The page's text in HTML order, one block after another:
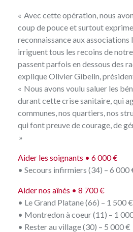
« Avec cette opération, nous
coup de pouce et surtout
reconnaissance aux associations
irriguent tous les recoins de
passent parfois en dessous des
explique Olivier Gibelin,
« Nous avons voulu saluer les
durant cette crise sanitaire, qui
communes, nos quartiers, nos
qui font preuve de courage, de
»
Aider les soignants • 6 000 €
• Secours infirmiers (34) – 6 000
Aider nos aînés • 8 700 €
• Le Grand Platane (66) – 1 500 €
• Montredon à coeur (11) – 1
• Rester au village (30) – 5 000 €